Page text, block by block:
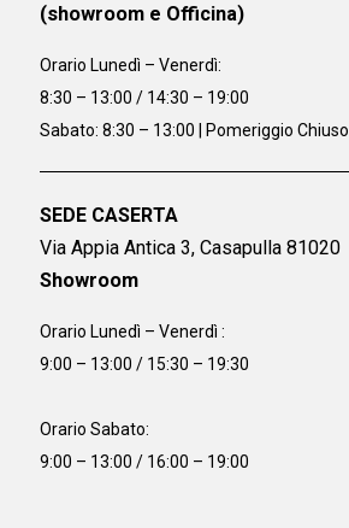
(showroom e Officina)
Orario Lunedì – Venerdì:
8:30 – 13:00 / 14:30 – 19:00
Sabato: 8:30 – 13:00 | Pomeriggio Chiuso
SEDE CASERTA
Via Appia Antica 3, Casapulla 81020
Showroom
Orario Lunedì – Venerdì :
9:00 – 13:00 / 15:30 – 19:30
Orario Sabato:
9:00 – 13:00 / 16:00 – 19:00